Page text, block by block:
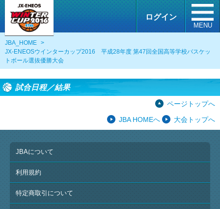
ログイン
MENU
JBA_HOME
>
JX-ENEOSウインターカップ2016 平成28年度 第47回全国高等学校バスケッ
トボール選抜優勝大会
試合日程／結果
ページトップへ
JBA HOMEへ
大会トップへ
JBAについて
利用規約
特定商取引について